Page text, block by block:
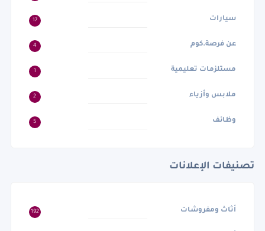
سيارات 17
عن فرصة.كوم 4
مستلزمات تعليمية 1
ملابس وأزياء 2
وظائف 5
تصنيفات الإعلانات
أثاث ومفروشات 192